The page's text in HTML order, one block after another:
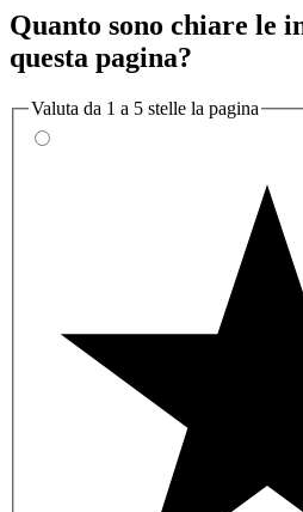
Quanto sono chiare le
questa pagina?
Valuta da 1 a 5 stelle la pagina